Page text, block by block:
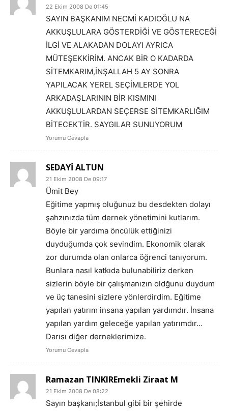
22 Ekim 2008 De 01:45
SAYIN BAŞKANIM NECMİ KADIOĞLU NA
AKKUŞLULARA GÖSTERDİĞİ VE GÖSTERECEĞİ
İLGİ VE ALAKADAN DOLAYI AYRICA
MÜTEŞEKKİRİM. ANCAK BİR O KADARDA
SİTEMKARIM,İNŞALLAH 5 AY SONRA
YAPILACAK YEREL SEÇİMLERDE YOL
ARKADAŞLARININ BİR KISMINI
AKKUŞLULARDAN SEÇERSE SİTEMKARLIĞIM
BİTECEKTİR. SAYGILAR SUNUYORUM
Yorumu Cevapla
SEDAYİ ALTUN
21 Ekim 2008 De 09:17
Ümit Bey
Eğitime yapmış oluğunuz bu desdekten dolayı
şahzınızda tüm dernek yönetimini kutlarım.
Böyle bir yardıma öncülük ettiğinizi
duyduğumda çok sevindim. Ekonomik olarak
zor durumda olan onlarca öğrenci tanıyorum.
Bunlara nasıl katkıda bulunabiliriz derken
sizlerin böyle bir çalışmanızın oldğunu duydum
ve üç tanesini sizlere yönlerdirdim. Eğitime
yapılan yatırım insana yapılan yardımdır. İnsana
yapılan yardım geleceğe yapılan yatırımdır…
Darısı diğer derneklerimize.
Yorumu Cevapla
Ramazan TINKIREmekli Ziraat M
21 Ekim 2008 De 08:22
Sayın başkanı;İstanbul gibi bir şehirde